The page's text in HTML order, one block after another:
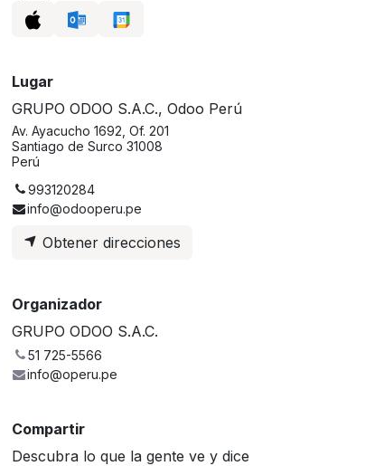
Lugar
GRUPO ODOO S.A.C., Odoo Perú
Av. Ayacucho 1692, Of. 201
Santiago de Surco 31008
Perú
993120284
info@odooperu.pe
Obtener direcciones
Organizador
GRUPO ODOO S.A.C.
51 725-5566
info@operu.pe
Compartir
Descubra lo que la gente ve y dice